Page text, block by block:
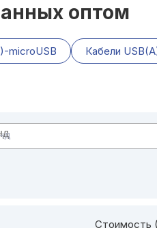
оптом
microUSB Кабели
Стоимость